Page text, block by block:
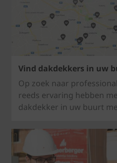
Vind dakdekkers in uw
Op zoek naar
reeds ervaring hebben
dakdekker in uw buurt